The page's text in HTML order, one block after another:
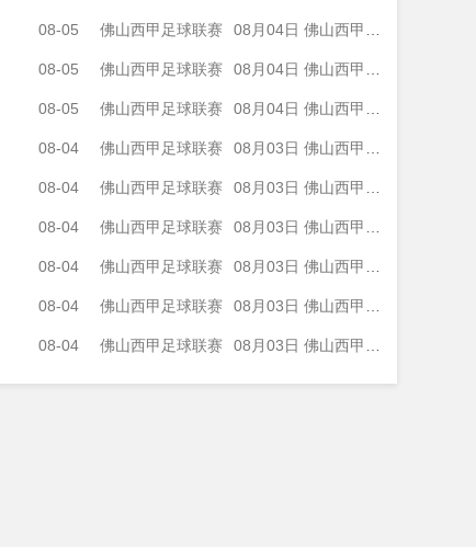
08-05 佛山西甲足球联赛 08月04日 佛山西甲足球联赛32强淘汰赛 广东西南建设 VS 香港圣徒 全场录像
08-05 佛山西甲足球联赛 08月04日 佛山西甲足球联赛32强淘汰赛 贪玩游戏 VS 美的薪火 全场录像
08-05 佛山西甲足球联赛 08月04日 佛山西甲足球联赛32强淘汰赛 藝品高國際 VS 湛江狂狼·粵辉能源 全场录像
08-04 佛山西甲足球联赛 08月03日 佛山西甲足球联赛32强淘汰赛 广东客家青年 VS 广州英华思力U17 全场录像
08-04 佛山西甲足球联赛 08月03日 佛山西甲足球联赛32强淘汰赛 广州求信 VS 顺德新青年 全场录像
08-04 佛山西甲足球联赛 08月03日 佛山西甲足球联赛32强淘汰赛 大塘控股 VS 茂名市点都得 全场录像
08-04 佛山西甲足球联赛 08月03日 佛山西甲足球联赛32强淘汰赛 广东凤铝 VS 湛江八部科技 全场录像
08-04 佛山西甲足球联赛 08月03日 佛山西甲足球联赛32强淘汰赛 广州蜀地红 VS 广州戴拿模 全场录像
08-04 佛山西甲足球联赛 08月03日 佛山西甲足球联赛32强淘汰赛 三水乐民兴健力宝 VS 中国澳门澳科精英 全场录像